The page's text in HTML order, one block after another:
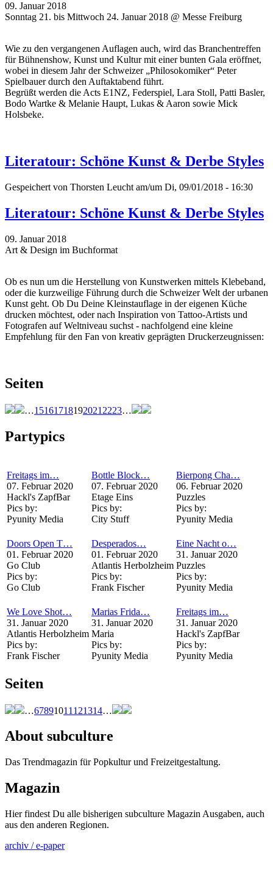
09. Januar 2018
Sonntag 21. bis Mittwoch 24. Januar 2018 @ Messe Freiburg
Wie zu den vergangenen Auflagen auch, wird das Branchentreffen
für Bühnenshow, Kunst und Kultur mit einer bunten Gala eröffnet,
wobei in diesem Jahr der Schweizer „Philosokomiker“ Peter
Spielbauer durch den Auftaktabend führt.
Begrüßt werden die Acts E1NZ, Federspiel, Lara Stoll, Patti Basler,
Bodo Wartke & Melanie Haupt, Lukas & Aaron sowie Mick
Holsbeke.
Literatour: Schöne Kunst & Derbe Styles
Gespeichert von Thorsten Leucht am/um Di, 09/01/2018 - 16:30
Literatour: Schöne Kunst & Derbe Styles
09. Januar 2018
Art & Design im Buchformat
Ob es nun um die Herstellung von Kunstwerken mittels Klebeband,
oder die kurzweilige Führung durch die Schweizer Welt der urbanen
Kunst geht. Ob Du Deine Kleinstauflage in der eigenen Küche
drucken möchtest, oder nach Inspiration von Tattoo-Artists und
Fotografen auf Weltniveau suchst - nachfolgend eine kleine
Empfehlung für den Fan von kreativ geprägten Druckerzeugnissen:
Seiten
…15161718192021 2223…
Partypics
Freitags im…
07. Februar 2020
Hackl's ZapfBar
Pics by:
Pyunity Media
Bottle Block…
07. Februar 2020
Etage Eins
Pics by:
City Stuff
Bierpong Cha…
06. Februar 2020
Puzzles
Pics by:
Pyunity Media
Doors Open T…
01. Februar 2020
Go Club
Pics by:
Go Club
Desperados…
01. Februar 2020
Atlantis Herbolzheim
Pics by:
Frank Fischer
Eine Nacht o…
31. Januar 2020
Puzzles
Pics by:
Pyunity Media
We Love Shot…
31. Januar 2020
Atlantis Herbolzheim
Pics by:
Frank Fischer
Marias Frida…
31. Januar 2020
Maria
Pics by:
Pyunity Media
Freitags im…
31. Januar 2020
Hackl's ZapfBar
Pics by:
Pyunity Media
Seiten
…67891011 121314…
About subculture
Das Trendmagazin für Popkultur und Freizeitgestaltung.
Magazin
Hier findest Du alle bisherigen subculture Magazin Ausgaben, auch
aus den anderen Regionen.
archiv / e-paper